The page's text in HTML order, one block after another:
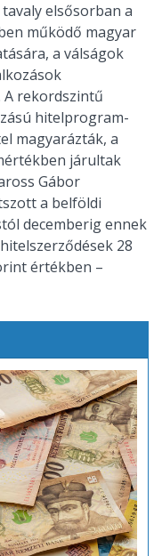
elsősorban a
működő magyar
a válságok
rekordszintű
hitelprogram-
magyarázták, a
járultak
Gábor
a belföldi
decemberig ennek
28
értékben –